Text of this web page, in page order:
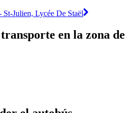
Julien, Lycée De Staël
en la zona de